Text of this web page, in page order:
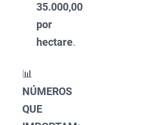
35.000,00
por
hectare.
📊
NÚMEROS
QUE